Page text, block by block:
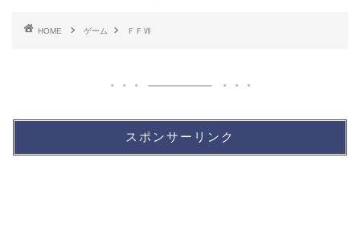
HOME ゲーム ＦＦⅦ
スポンサーリンク